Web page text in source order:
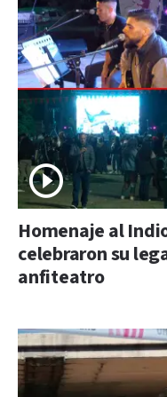
Homenaje al
celebraron su
anfiteatro